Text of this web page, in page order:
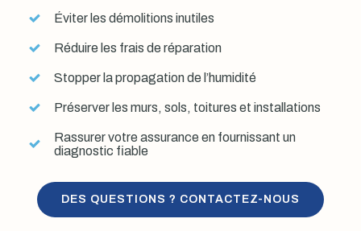
Éviter les démolitions inutiles
Réduire les frais de réparation
Stopper la propagation de l’humidité
Préserver les murs, sols, toitures et installations
Rassurer votre assurance en fournissant un
diagnostic fiable
DES QUESTIONS ? CONTACTEZ-NOUS